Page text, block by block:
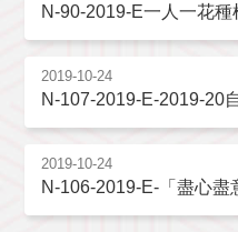
N-90-2019-E一人一花種
2019-10-24
N-107-2019-E-2019-20
2019-10-24
N-106-2019-E-「盡心